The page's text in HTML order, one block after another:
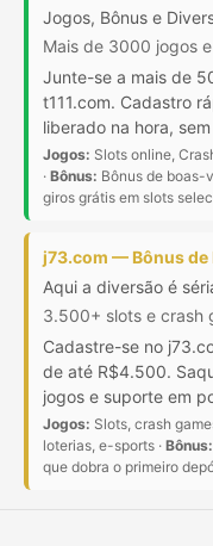
Jogos, Bônus e
Mais de 3000 jogos
Junte-se a mais de
t111.com. Cadastro
liberado na hora,
Jogos: Slots online,
· Bônus: Bônus de boas-
giros grátis em slots
j73.com — Bônus de
Aqui a diversão é
3.500+ slots e crash
Cadastre-se no
de até R$4.500.
jogos e suporte em
Jogos: Slots, crash
loterias, e-sports · Bônus:
que dobra o primeiro